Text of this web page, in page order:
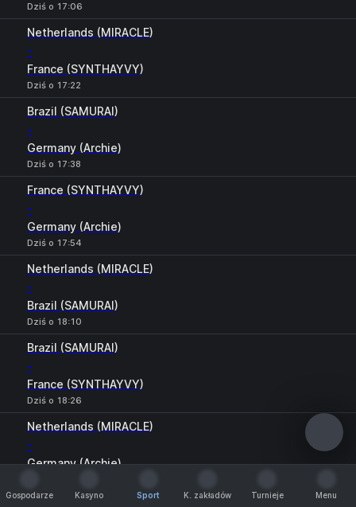
Dziś o 17:06
Netherlands (MIRACLE)
-
France (SYNTHAYVY)
Dziś o 17:22
Brazil (SAMURAI)
-
Germany (Archie)
Dziś o 17:38
France (SYNTHAYVY)
-
Germany (Archie)
Dziś o 17:54
Netherlands (MIRACLE)
-
Brazil (SAMURAI)
Dziś o 18:10
Brazil (SAMURAI)
-
France (SYNTHAYVY)
Dziś o 18:26
Netherlands (MIRACLE)
-
Germany (Archie)
Gospodarze
Kasyno
Sport
K. zakładów
Turnieje
Menu